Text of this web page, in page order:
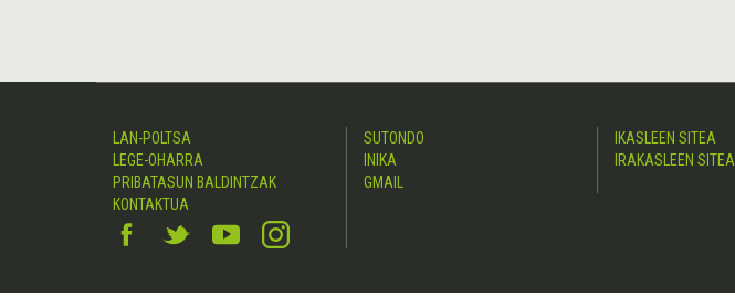
LAN-POLTSA
LEGE-OHARRA
PRIBATASUN BALDINTZAK
KONTAKTUA
SUTONDO
INIKA
GMAIL
IKASLEEN SITEA
IRAKASLEEN SITEA